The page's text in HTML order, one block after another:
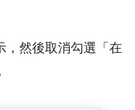
，然後取消勾選「在